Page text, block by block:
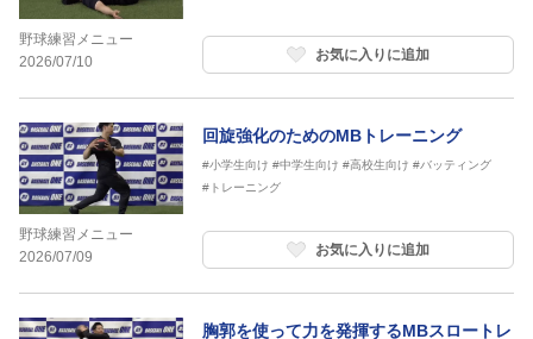
野球練習メニュー
2026/07/10
お気に入りに追加
野球練習メニュー
2026/07/09
回旋強化のためのMBトレーニング
#小学生向け #中学生向け #高校生向け #バッティング
#トレーニング
お気に入りに追加
胸郭を使って力を発揮するMBスロートレ